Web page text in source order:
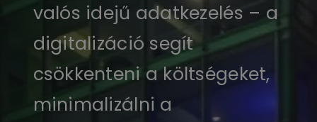
valós idejű adatkezelés – a
digitalizáció segít
csökkenteni a költségeket,
minimalizálni a